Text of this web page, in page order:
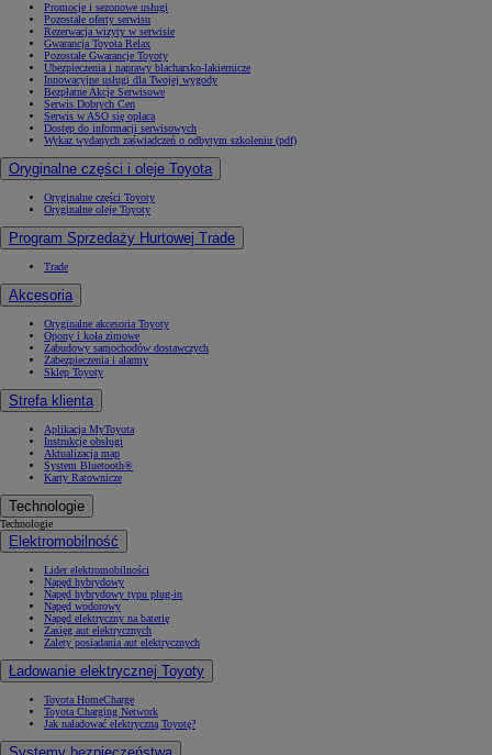
Promocje i sezonowe usługi
Pozostałe oferty serwisu
Rezerwacja wizyty w serwisie
Gwarancja Toyota Relax
Pozostałe Gwarancje Toyoty
Ubezpieczenia i naprawy blacharsko-lakiernicze
Innowacyjne usługi dla Twojej wygody
Bezpłatne Akcje Serwisowe
Serwis Dobrych Cen
Serwis w ASO się opłaca
Dostęp do informacji serwisowych
Wykaz wydanych zaświadczeń o odbytym szkoleniu (pdf)
Oryginalne części i oleje Toyota
Oryginalne części Toyoty
Oryginalne oleje Toyoty
Program Sprzedaży Hurtowej Trade
Trade
Akcesoria
Oryginalne akcesoria Toyoty
Opony i koła zimowe
Zabudowy samochodów dostawczych
Zabezpieczenia i alarmy
Sklep Toyoty
Strefa klienta
Aplikacja MyToyota
Instrukcje obsługi
Aktualizacja map
System Bluetooth®
Karty Ratownicze
Technologie
Technologie
Elektromobilność
Lider elektromobilności
Napęd hybrydowy
Napęd hybrydowy typu plug-in
Napęd wodorowy
Napęd elektryczny na baterię
Zasięg aut elektrycznych
Zalety posiadania aut elektrycznych
Ładowanie elektrycznej Toyoty
Toyota HomeCharge
Toyota Charging Network
Jak naładować elektryczną Toyotę?